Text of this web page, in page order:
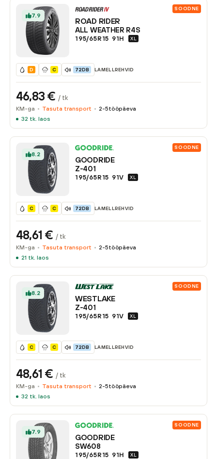
7.9
SOODNE
ROAD RIDER
ALL WEATHER R4S
195/65R15 91H XL
D C 72DB LAMELLREHVID
46,83 € / tk
KM-ga Tasuta transport 2-5tööpäeva
32 tk. laos
8.2
SOODNE
GOODRIDE
Z-401
195/65R15 91V XL
C C 72DB LAMELLREHVID
48,61 € / tk
KM-ga Tasuta transport 2-5tööpäeva
21 tk. laos
8.2
SOODNE
WESTLAKE
Z-401
195/65R15 91V XL
C C 72DB LAMELLREHVID
48,61 € / tk
KM-ga Tasuta transport 2-5tööpäeva
32 tk. laos
7.9
SOODNE
GOODRIDE
SW608
195/65R15 91H XL